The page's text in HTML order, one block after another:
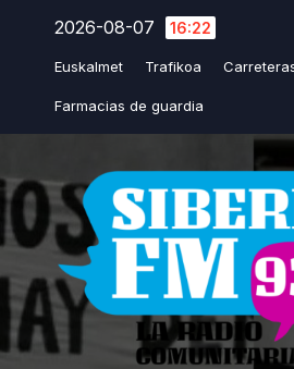
2026-08-07 16:22
Euskalmet Trafikoa
Farmacias de guardia